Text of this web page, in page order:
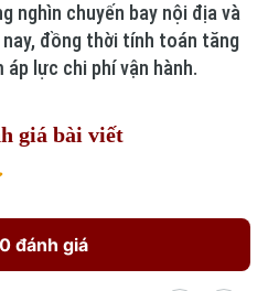
nghìn chuyến bay nội địa và
đồng thời tính toán tăng
lực chi phí vận hành.
giá bài viết
đánh giá